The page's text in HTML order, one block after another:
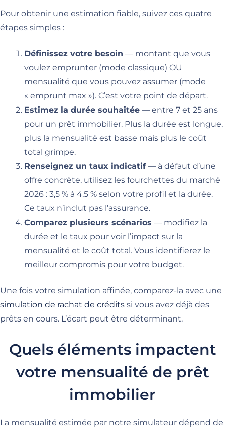
Pour obtenir une estimation fiable, suivez ces quatre
étapes simples :
Définissez votre besoin — montant que vous
voulez emprunter (mode classique) OU
mensualité que vous pouvez assumer (mode
« emprunt max »). C’est votre point de départ.
Estimez la durée souhaitée — entre 7 et 25 ans
pour un prêt immobilier. Plus la durée est longue,
plus la mensualité est basse mais plus le coût
total grimpe.
Renseignez un taux indicatif— à défaut d’une
offre concrète, utilisez les fourchettes du marché
2026 : 3,5 % à 4,5 % selon votre profil et la durée.
Ce taux n’inclut pas l’assurance.
Comparez plusieurs scénarios — modifiez la
durée et le taux pour voir l’impact sur la
mensualité et le coût total. Vous identifierez le
meilleur compromis pour votre budget.
Une fois votre simulation affinée, comparez-la avec une
simulation de rachat de crédits si vous avez déjà des
prêts en cours. L’écart peut être déterminant.
Quels éléments impactent
votre mensualité de prêt
immobilier
La mensualité estimée par notre simulateur dépend de